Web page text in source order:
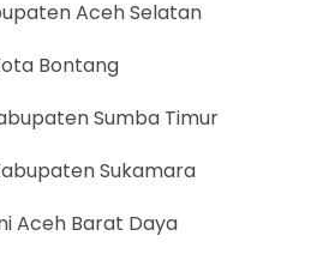
Aceh Selatan
Bontang
Sumba Timur
Sukamara
Aceh Barat Daya